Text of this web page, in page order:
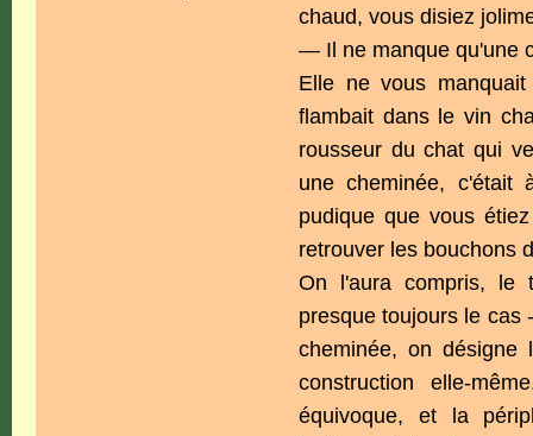
chaud, vous disiez
— Il ne manque qu'une
Elle ne vous
flambait dans le vin
rousseur du chat qui
une cheminée, c'était
pudique que vous
retrouver les bouchons
On l'aura compris, le
presque toujours le cas
cheminée, on
construction elle-
équivoque, et la